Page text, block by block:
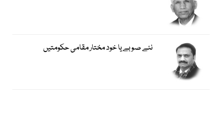
نئے صوبے یا خود مختار مقامی حکومتیں